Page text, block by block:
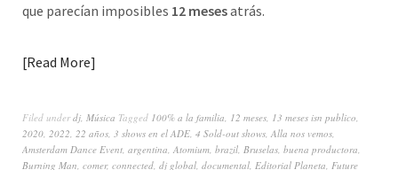
que parecían imposibles 12 mesesatrás.
Read More
Filed underdj Música Tagged 100% a la familia 12 meses 13 meses isn publico
2020 2022 22 años 3 shows en el ADE 4 Sold-out shows Alla nos vemos
Amsterdam Dance Event argentina Atomium brazil Bruselas buena productora
Burning Man comer, connected dj global documental Editorial Planeta Future